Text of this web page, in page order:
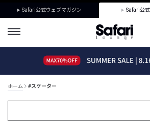
Safari公式ウェブマガジン Safari公
ホーム #スケーター